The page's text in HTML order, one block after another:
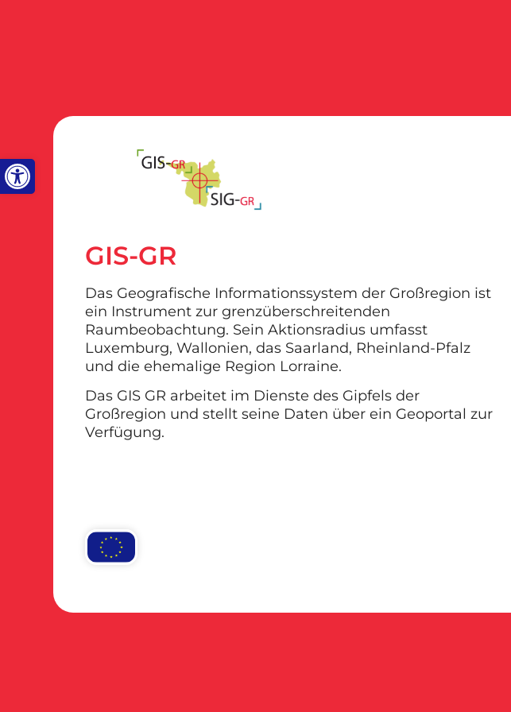
Werkzeugleiste öffnen
GIS-GR
Das Geografische Informationssystem der Großregion ist
ein Instrument zur grenzüberschreitenden
Raumbeobachtung. Sein Aktionsradius umfasst
Luxemburg, Wallonien, das Saarland, Rheinland-Pfalz
und die ehemalige Region Lorraine.
Das GIS GR arbeitet im Dienste des Gipfels der
Großregion und stellt seine Daten über ein Geoportal zur
Verfügung.